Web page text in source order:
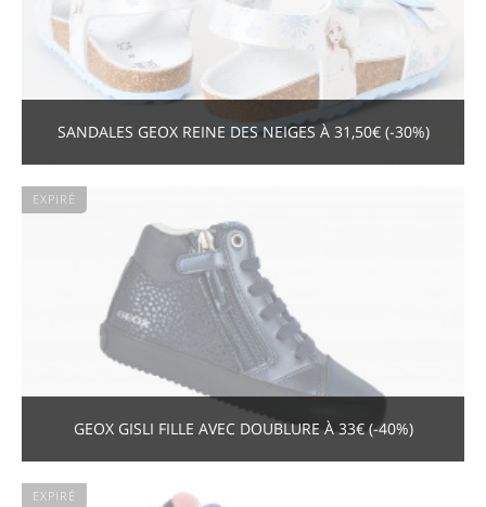
SANDALES GEOX REINE DES NEIGES À 31,50€ (-30%)
EXPIRÉ
GEOX GISLI FILLE AVEC DOUBLURE À 33€ (-40%)
EXPIRÉ